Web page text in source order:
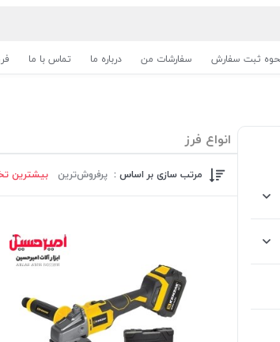
ثبت سفارش سفارشات من درباره ما تماس با ما
انواع فرز
مرتب سازی بر اساس : پرفروش‌ترین‌ بیشترین